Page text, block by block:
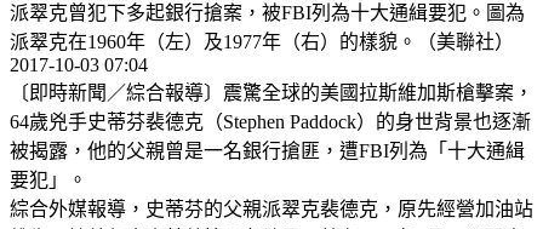
派翠克曾犯下多起銀行搶案，被FBI列為十大通緝要犯。圖為
派翠克在1960年（左）及1977年（右）的樣貌。（美聯社）
2017-10-03 07:04
〔即時新聞／綜合報導〕震驚全球的美國拉斯維加斯槍擊案，
64歲兇手史蒂芬裴德克（Stephen Paddock）的身世背景也逐漸
被揭露，他的父親曾是一名銀行搶匪，遭FBI列為「十大通緝
要犯」。
綜合外媒報導，史蒂芬的父親派翠克裴德克，原先經營加油站